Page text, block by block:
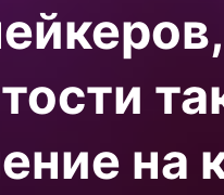
на